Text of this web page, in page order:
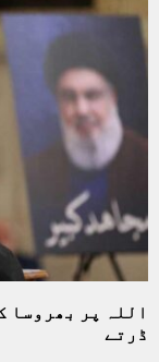
اللہ پر بھروسا
ڈرتے